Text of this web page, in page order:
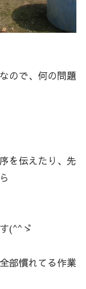
ので、何の問題
を伝えたり、先
(^^ゞ
部慣れてる作業